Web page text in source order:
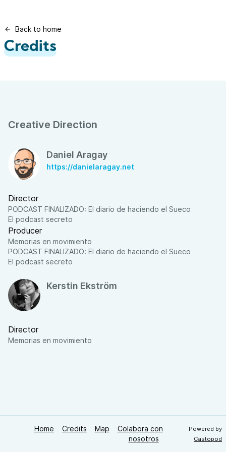
Back to home
Credits
Creative Direction
Daniel Aragay
https://danielaragay.net
Director
PODCAST FINALIZADO: El diario de haciendo el Sueco
El podcast secreto
Producer
Memorias en movimiento
PODCAST FINALIZADO: El diario de haciendo el Sueco
El podcast secreto
Kerstin Ekström
Director
Memorias en movimiento
Home Credits Map
Colabora con
nosotros
Powered by
Castopod